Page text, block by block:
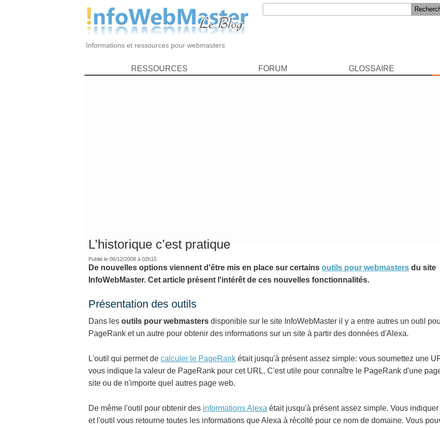
Informations et ressources pour webmasters
RESSOURCES FORUM GLOSSAIRE
L’historique c’est pratique
Publié le 06/12/2008 à 02h15
De nouvelles options viennent d'être mis en place sur certains outils pour webmasters du site
InfoWebMaster. Cet article présent l'intérêt de ces nouvelles fonctionnalités.
Présentation des outils
Dans les outils pour webmasters disponible sur le site InfoWebMaster il y a entre autres un outil
PageRank et un autre pour obtenir des informations sur un site à partir des données d'Alexa.
L'outil qui permet de calculer le PageRank était jusqu'à présent assez simple: vous soumettez une
vous indique la valeur de PageRank pour cet URL. C'est utile pour connaître le PageRank d'une
site ou de n'importe quel autres page web.
De même l'outil pour obtenir des informations Alexa était jusqu'à présent assez simple. Vous
et l'outil vous retourne toutes les informations que Alexa à récolté pour ce nom de domaine. Vous